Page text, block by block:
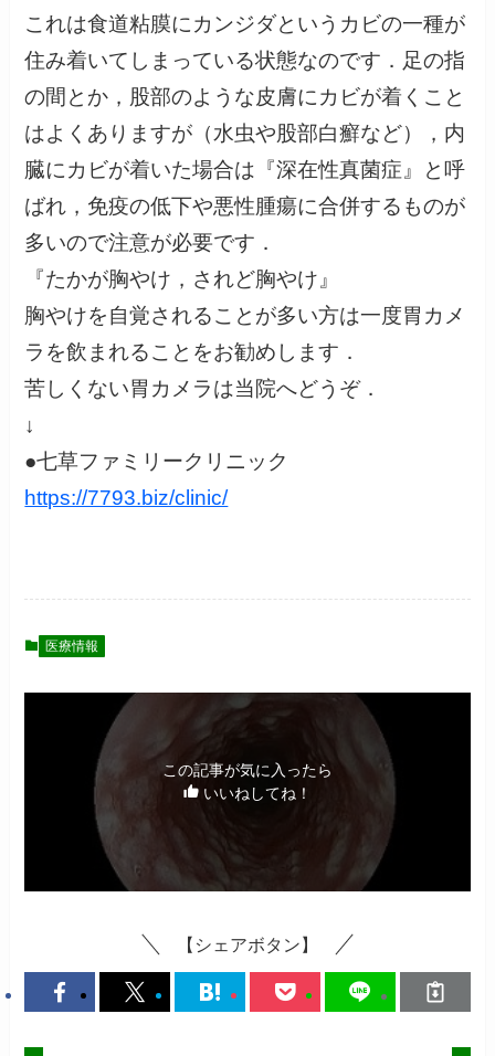
これは食道粘膜にカンジダというカビの一種が
住み着いてしまっている状態なのです．足の指
の間とか，股部のような皮膚にカビが着くこと
はよくありますが（水虫や股部白癬など），内
臓にカビが着いた場合は『深在性真菌症』と呼
ばれ，免疫の低下や悪性腫瘍に合併するものが
多いので注意が必要です．
『たかが胸やけ，されど胸やけ』
胸やけを自覚されることが多い方は一度胃カメ
ラを飲まれることをお勧めします．
苦しくない胃カメラは当院へどうぞ．
↓
●七草ファミリークリニック
https://7793.biz/clinic/
医療情報
この記事が気に入ったら
いいねしてね！
【シェアボタン】